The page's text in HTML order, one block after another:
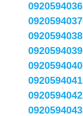
0920594036
0920594037
0920594038
0920594039
0920594040
0920594041
0920594042
0920594043